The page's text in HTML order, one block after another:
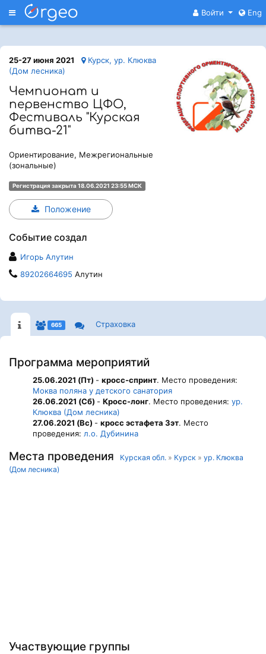
Меню Войти Eng
25-27 июня 2021
Курск, ур. Клюква
(Дом лесника)
Чемпионат и
первенство ЦФО,
Фестиваль "Курская
битва-21"
Ориентирование, Межрегиональные
(зональные)
Регистрация закрыта 18.06.2021 23:55 МСК
Положение
Событие создал
Игорь Алутин
89202664695 Алутин
665 Страховка
Программа мероприятий
25.06.2021 (Пт) - кросс-спринт. Место проведения:
Моква поляна у детского санатория
26.06.2021 (Сб) - Кросс-лонг. Место проведения: ур.
Клюква (Дом лесника)
27.06.2021 (Вс) - кросс эстафета 3эт. Место
проведения: л.о. Дубинина
Места проведения Курская обл. » Курск » ур. Клюква
(Дом лесника)
Участвующие группы